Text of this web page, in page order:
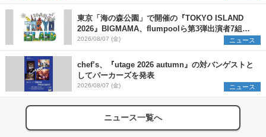
東京「海の森公園」で開催の『TOKYO ISLAND
2026』BIGMAMA、flumpoolら第3弾出演者7組を
発表 ワークショップ・アート出展者を募集
2026/08/07 (金) ニュース
chef’s、『utage 2026 autumn』の対バンゲストと
してパーカーズを発表
2026/08/07 (金) ニュース
ニュース一覧へ